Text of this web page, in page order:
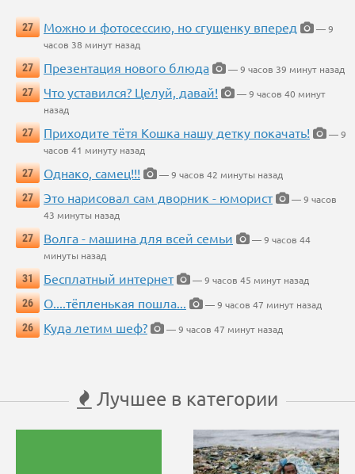
27 Можно и фотосессию, но сгущенку вперед
— 9
часов 38 минут назад
27
Презентация нового блюда
— 9 часов 39 минут назад
27
Что уставился? Целуй, давай!
— 9 часов 40 минут
назад
27
Приходите тётя Кошка нашу детку покачать!
— 9
часов 41 минуту назад
27
Однако, самец!!!
— 9 часов 42 минуты назад
27
Это нарисовал сам дворник - юморист
— 9 часов
43 минуты назад
27
Волга - машина для всей семьи
— 9 часов 44
минуты назад
31
Бесплатный интернет
— 9 часов 45 минут назад
26
О....тёпленькая пошла...
— 9 часов 47 минут назад
26
Куда летим шеф? — 9 часов 47 минут назад
Лучшее в категории